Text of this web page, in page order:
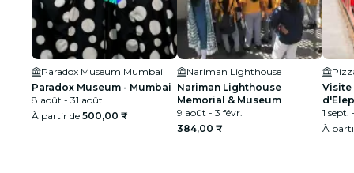
Paradox Museum Mumbai
Paradox Museum - Mumbai
8 août - 31 août
À partir de 500,00 ₹
Nariman Lighthouse
Nariman Lighthouse
Memorial & Museum
9 août - 3 févr.
384,00 ₹
Visite
1 sept.
À